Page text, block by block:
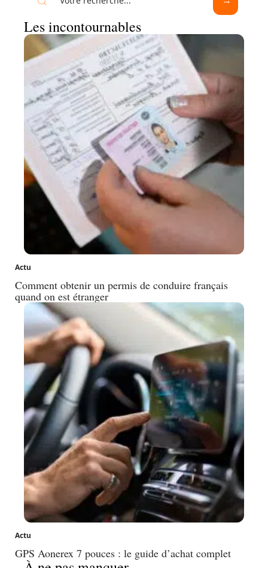
Les incontournables
Actu
Comment obtenir un permis de conduire français
quand on est étranger
Actu
GPS Aonerex 7 pouces : le guide d’achat complet